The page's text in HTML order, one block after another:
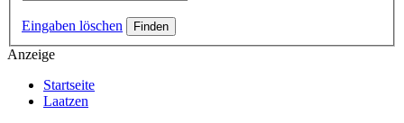
Eingaben löschen
Anzeige
Startseite
Laatzen